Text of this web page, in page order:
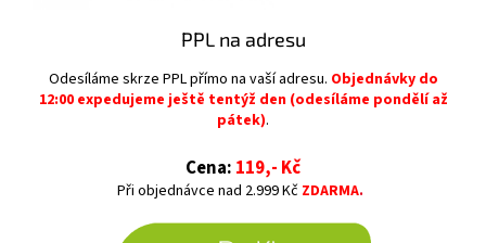
PPL na adresu
Odesíláme skrze PPL přímo na vaší adresu. Objednávky do
12:00 expedujeme ještě tentýž den (odesíláme pondělí až
pátek).
Cena: 119,- Kč
Při objednávce nad 2.999 Kč ZDARMA.